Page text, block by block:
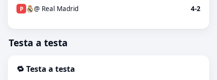
P @ Real Madrid 4-2
Testa a testa
🔁 Testa a testa